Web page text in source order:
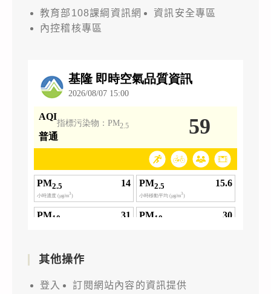
教育部108課綱資訊網
資訊安全專區
內控稽核專區
其他操作
登入
訂閱網站內容的資訊提供